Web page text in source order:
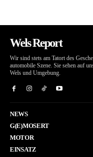
Wels Report
Wir sind stets am Tatort des
automobile Szene. Sie sehen auf
Wels und Umgebung.
NEWS
G(E)MOSERT
MOTOR
EINSATZ